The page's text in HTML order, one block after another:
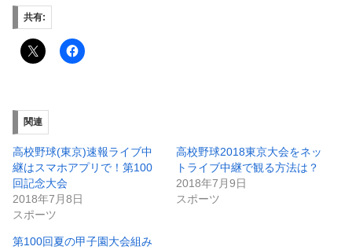
共有:
関連
高校野球(東京)速報ライブ中
継はスマホアプリで！第100
回記念大会
2018年7月8日
スポーツ
高校野球2018東京大会をネッ
トライブ中継で観る方法は？
2018年7月9日
スポーツ
第100回夏の甲子園大会組み